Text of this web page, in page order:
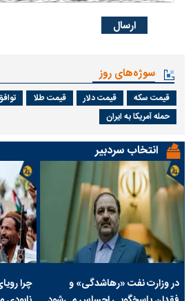
سوژه‌های روز
قیمت سکه قیمت دلار قیمت طلا
حمله آمریکا به ایران
انتخاب سردبیر
در وزارت نفت «رهاشدگی» و
چرا